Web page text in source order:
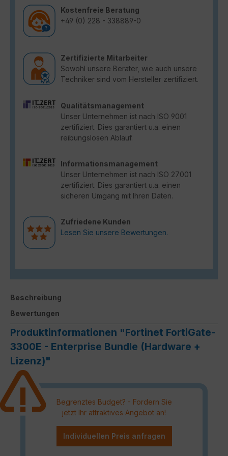
Kostenfreie Beratung
+49 (0) 228 - 338889-0
Zertifizierte Mitarbeiter
Sowohl unsere Berater, wie auch unsere
Techniker sind vom Hersteller zertifiziert.
Qualitätsmanagement
Unser Unternehmen ist nach ISO 9001
zertifiziert. Dies garantiert u.a. einen
reibungslosen Ablauf.
Informationsmanagement
Unser Unternehmen ist nach ISO 27001
zertifiziert. Dies garantiert u.a. einen
sicheren Umgang mit Ihren Daten.
Zufriedene Kunden
Lesen Sie unsere Bewertungen.
Beschreibung
Bewertungen
Produktinformationen "Fortinet FortiGate-
3300E - Enterprise Bundle (Hardware +
Lizenz)"
Begrenztes Budget? - Fordern Sie
jetzt Ihr attraktives Angebot an!
Individuellen Preis anfragen